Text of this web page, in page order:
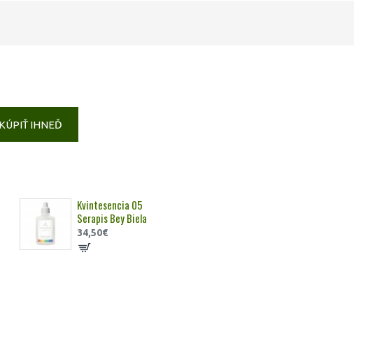
KÚPIŤ IHNEĎ
Kvintesencia 05
Serapis Bey Biela
34,50€